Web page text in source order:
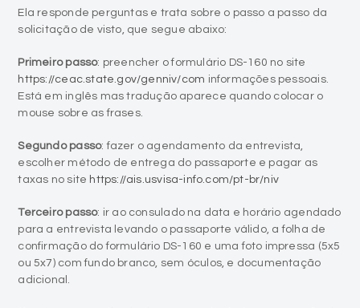
Ela responde perguntas e trata sobre o passo a passo da
solicitação de visto, que segue abaixo:
Primeiro passo: preencher o formulário DS-160 no site
https://ceac.state.gov/genniv/com informações pessoais.
Está em inglês mas tradução aparece quando colocar o
mouse sobre as frases.
Segundo passo: fazer o agendamento da entrevista,
escolher método de entrega do passaporte e pagar as
taxas no site https://ais.usvisa-info.com/pt-br/niv
Terceiro passo: ir ao consulado na data e horário agendado
para a entrevista levando o passaporte válido, a folha de
confirmação do formulário DS-160 e uma foto impressa (5x5
ou 5x7) com fundo branco, sem óculos, e documentação
adicional.